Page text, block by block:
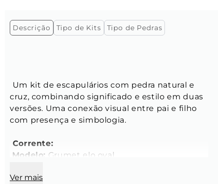
Descrição Tipo de Kits Tipo de Pedras
Um kit de escapulários com pedra natural e
cruz, combinando significado e estilo em duas
versões. Uma conexão visual entre pai e filho
com presença e simbologia.
Corrente:
Modelo: Grumet elo oval
Largura do elo:
Ver mais